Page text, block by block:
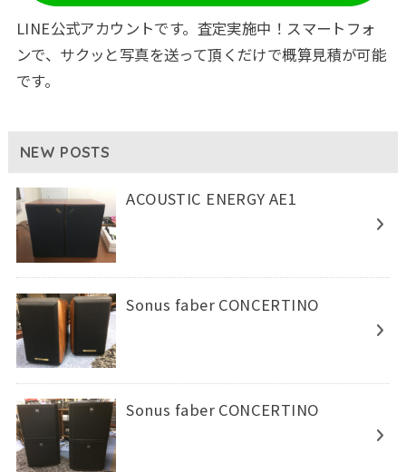
LINE公式アカウントです。査定実施中！スマートフォ
ンで、サクッと写真を送って頂くだけで概算見積が可能
です。
NEW POSTS
ACOUSTIC ENERGY AE1
Sonus faber CONCERTINO
Sonus faber CONCERTINO